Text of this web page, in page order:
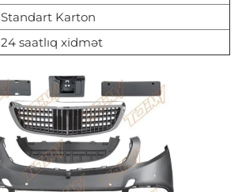
Standart Karton
24 saatlıq xidmət